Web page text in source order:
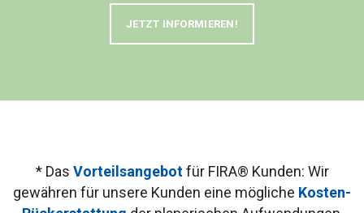
JETZT INFORMIEREN!
* Das Vorteilsangebotfür FIRA® Kunden: Wir
gewähren für unsere Kunden eine mögliche Kosten-